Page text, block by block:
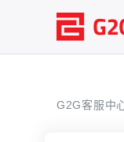
G2G客服中